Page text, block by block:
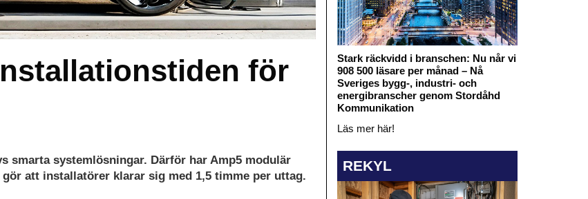
för
smarta systemlösningar. Därför har Amp5 modulär
att installatörer klarar sig med 1,5 timme per uttag.
Stark räckvidd i branschen: Nu når vi
908 500 läsare per månad – Nå
Sveriges bygg-, industri- och
energibranscher genom Stordåhd
Kommunikation
Läs mer här!
REKYL